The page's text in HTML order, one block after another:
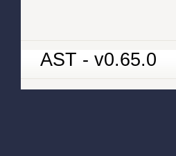
AST - v0.65.0